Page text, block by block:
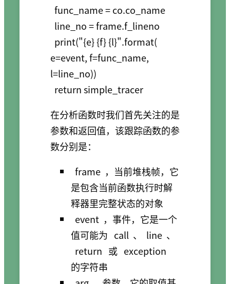
e=event, f=func_name,
l=line_no))
  return simple_tracer
在分析函数时我们首先关注的是
参数和返回值，该跟踪函数的参
数分别是：
frame ，当前堆栈帧，它
是包含当前函数执行时解
释器里完整状态的对象
event ，事件，它是一个
值可能为 call 、 line 、
return 或 exception
的字符串